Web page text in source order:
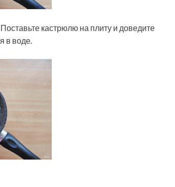
кастрюлю на плиту и доведите
в воде.